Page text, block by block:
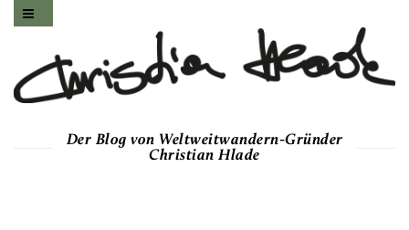
Der Blog von Weltweitwandern-Gründer
Christian Hlade